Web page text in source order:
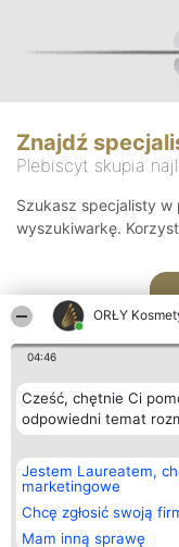
ORŁY
04:46
Cześć, chętnie Ci
odpowiedni temat
Jestem Laureatem,
marketingowe
Chcę zgłosić swoją
Mam inną sprawę
Znajdź
Plebiscyt skupia
Szukasz specjalisty w
wyszukiwarkę.
Organizator plebiscytu
Bright Side Solutions sp. z o.
o. sp. k.
ul. Ruska 22
Wrocław 50-079
KRS 0000749100 | Regon